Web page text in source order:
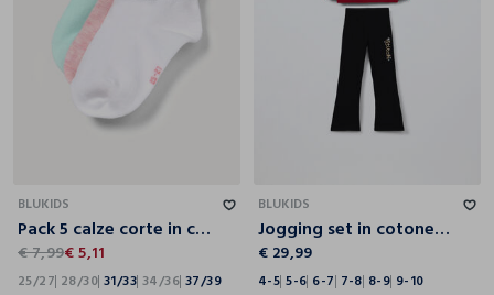
BLUKIDS
Pack 5 calze corte in cotone stretch
€ 7,99€ 5,11
25/27 28/30 31/33 34/36 37/39
BLUKIDS
Jogging set in cotone fleece stretch bambina
€ 29,99
4-5 5-6 6-7 7-8 8-9 9-10